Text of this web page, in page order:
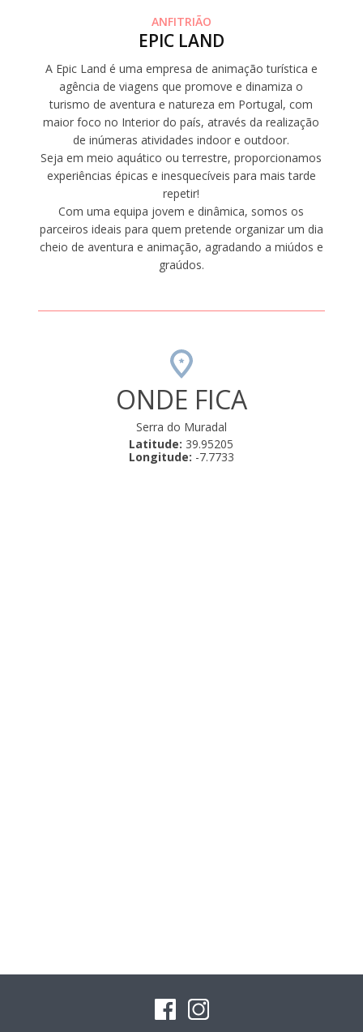
ANFITRIÃO
EPIC LAND
A Epic Land é uma empresa de animação turística e
agência de viagens que promove e dinamiza o
turismo de aventura e natureza em Portugal, com
maior foco no Interior do país, através da realização
de inúmeras atividades indoor e outdoor.
Seja em meio aquático ou terrestre, proporcionamos
experiências épicas e inesquecíveis para mais tarde
repetir!
Com uma equipa jovem e dinâmica, somos os
parceiros ideais para quem pretende organizar um dia
cheio de aventura e animação, agradando a miúdos e
graúdos.
ONDE FICA
Serra do Muradal
Latitude: 39.95205
Longitude: -7.7733